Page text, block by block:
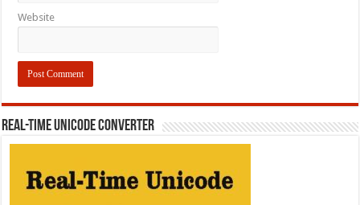
Website
REAL-TIME UNICODE CONVERTER